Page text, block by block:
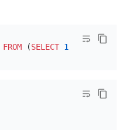
FROM (SELECT 1 UNION